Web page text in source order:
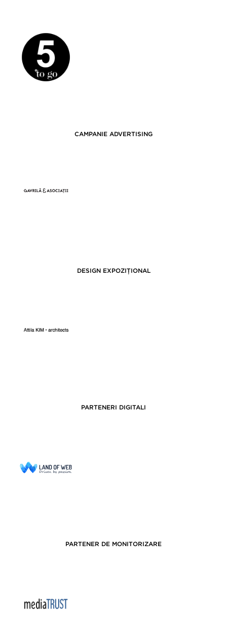
CAMPANIE ADVERTISING
DESIGN EXPOZIȚIONAL
PARTENERI DIGITALI
PARTENER DE MONITORIZARE